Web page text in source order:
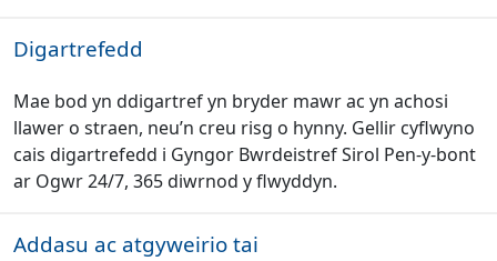
Digartrefedd
Mae bod yn ddigartref yn bryder mawr ac yn achosi
llawer o straen, neu’n creu risg o hynny. Gellir cyflwyno
cais digartrefedd i Gyngor Bwrdeistref Sirol Pen-y-bont
ar Ogwr 24/7, 365 diwrnod y flwyddyn.
Addasu ac atgyweirio tai